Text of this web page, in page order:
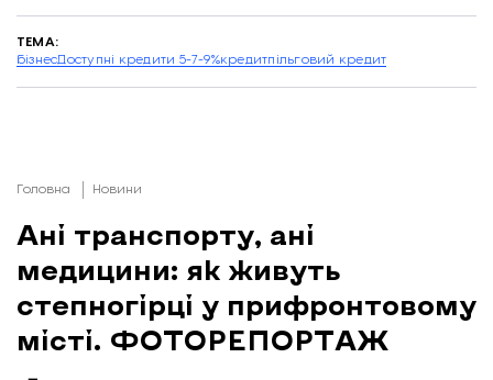
ТЕМА:
бізнесДоступні кредити 5-7-9%кредитпільговий кредит
Головна Новини
Ані транспорту, ані
медицини: як живуть
степногірці у прифронтовому
місті. ФОТОРЕПОРТАЖ